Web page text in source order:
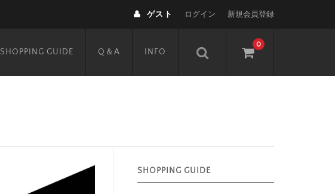
ゲスト ログイン 新規会員登録
0
SHOPPING GUIDE Q＆A INFO
SHOPPING GUIDE